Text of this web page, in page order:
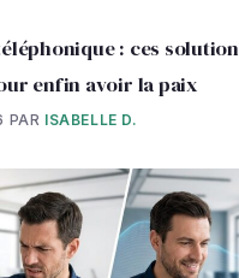
: ces
enfin avoir la paix
PAR ISABELLE D.